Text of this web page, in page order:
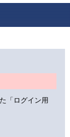
「ログイン用